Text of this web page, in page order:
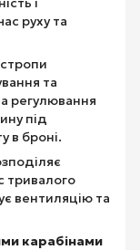
руху та
та
регулювання
під
в броні.
тривалого
вентиляцію та
карабінами